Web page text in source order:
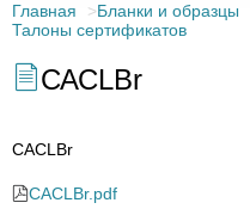
Главная Бланки и образцы
Талоны сертификатов
САСLBr
САСLBr
САСLBr.pdf